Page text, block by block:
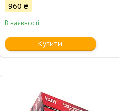
960 ₴
В наявності
Купити